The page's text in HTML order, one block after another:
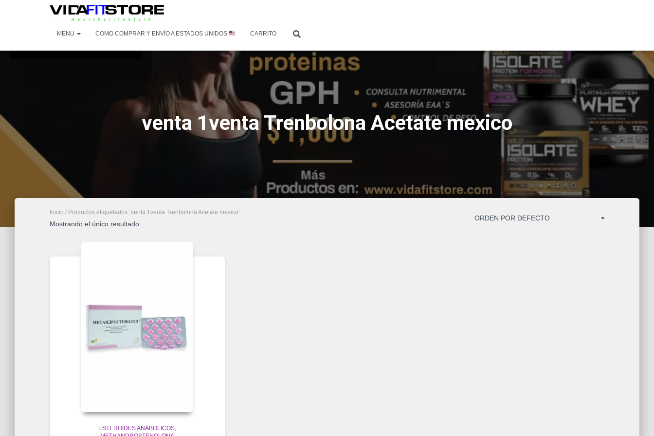
MENU COMO COMPRAR Y ENVÍO A ESTADOS UNIDOS CARRITO
venta 1venta Trenbolona Acetate mexico
Inicio / Productos etiquetados “venta 1venta Trenbolona Acetate mexico”
Mostrando el único resultado
ESTEROIDES ANABOLICOS